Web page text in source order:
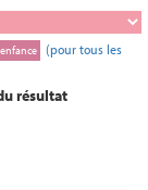
(pour tous les
résultat